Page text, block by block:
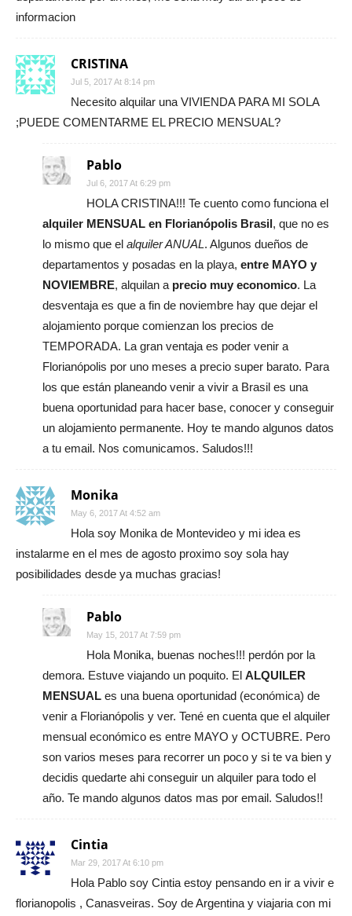
informacion
CRISTINA
Jul 5, 2017 At 8:14 pm
Necesito alquilar una VIVIENDA PARA MI SOLA
;PUEDE COMENTARME EL PRECIO MENSUAL?
Pablo
Jul 6, 2017 At 6:29 pm
HOLA CRISTINA!!! Te cuento como funciona el
alquiler MENSUAL en Florianópolis Brasil, que no es
lo mismo que el alquiler ANUAL. Algunos dueños de
departamentos y posadas en la playa, entre MAYO y
NOVIEMBRE, alquilan a precio muy economico. La
desventaja es que a fin de noviembre hay que dejar el
alojamiento porque comienzan los precios de
TEMPORADA. La gran ventaja es poder venir a
Florianópolis por uno meses a precio super barato. Para
los que están planeando venir a vivir a Brasil es una
buena oportunidad para hacer base, conocer y conseguir
un alojamiento permanente. Hoy te mando algunos datos
a tu email. Nos comunicamos. Saludos!!!
Monika
May 6, 2017 At 4:52 am
Hola soy Monika de Montevideo y mi idea es
instalarme en el mes de agosto proximo soy sola hay
posibilidades desde ya muchas gracias!
Pablo
May 15, 2017 At 7:59 pm
Hola Monika, buenas noches!!! perdón por la
demora. Estuve viajando un poquito. El ALQUILER
MENSUAL es una buena oportunidad (económica) de
venir a Florianópolis y ver. Tené en cuenta que el alquiler
mensual económico es entre MAYO y OCTUBRE. Pero
son varios meses para recorrer un poco y si te va bien y
decidis quedarte ahi conseguir un alquiler para todo el
año. Te mando algunos datos mas por email. Saludos!!
Cintia
Mar 29, 2017 At 6:10 pm
Hola Pablo soy Cintia estoy pensando en ir a vivir e
florianopolis , Canasveiras. Soy de Argentina y viajaria con mi